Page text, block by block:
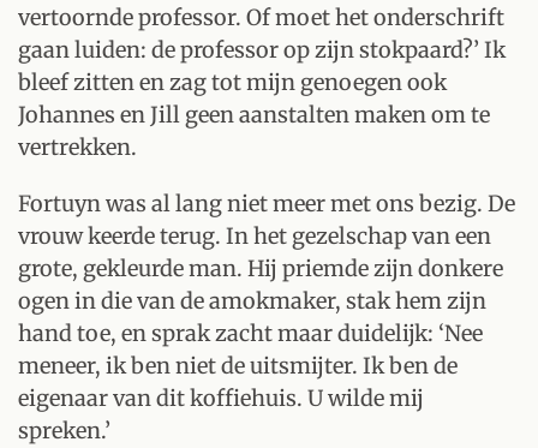
vertoornde professor. Of moet het onderschrift
gaan luiden: de professor op zijn stokpaard?’ Ik
bleef zitten en zag tot mijn genoegen ook
Johannes en Jill geen aanstalten maken om te
vertrekken.
Fortuyn was al lang niet meer met ons bezig. De
vrouw keerde terug. In het gezelschap van een
grote, gekleurde man. Hij priemde zijn donkere
ogen in die van de amokmaker, stak hem zijn
hand toe, en sprak zacht maar duidelijk: ‘Nee
meneer, ik ben niet de uitsmijter. Ik ben de
eigenaar van dit koffiehuis. U wilde mij
spreken.’